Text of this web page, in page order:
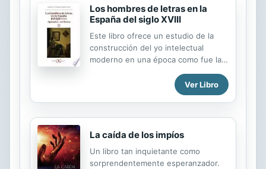
Los hombres de letras en la
España del siglo XVIII
Este libro ofrece un estudio de la
construcción del yo intelectual
moderno en una época como fue la
del siglo XVIII, marcada por los
cambios que dieron pie a nuestro
tiempo. Pobres diablos clandestinos,
periodistas, escritores públicos,
plagiarios, literatas, intelectuales
cortesanos y respetables eruditos,
que a veces no lo eran tanto, tienen
espacio en estas páginas. Un
Ver Libro
La caída de los impíos
Un libro tan inquietante como
sorprendentemente esperanzador.